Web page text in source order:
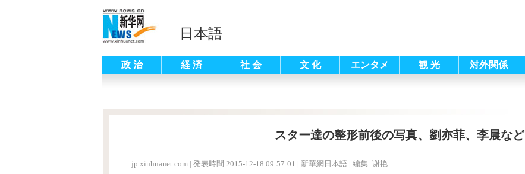
日本語
政 治 経 済 社 会 文 化 エンタメ 観 光 対外関係
スター達の整形前後の写真、劉亦菲、李晨など
jp.xinhuanet.com | 発表時間 2015-12-18 09:57:01 | 新華網日本語 | 編集: 谢艳